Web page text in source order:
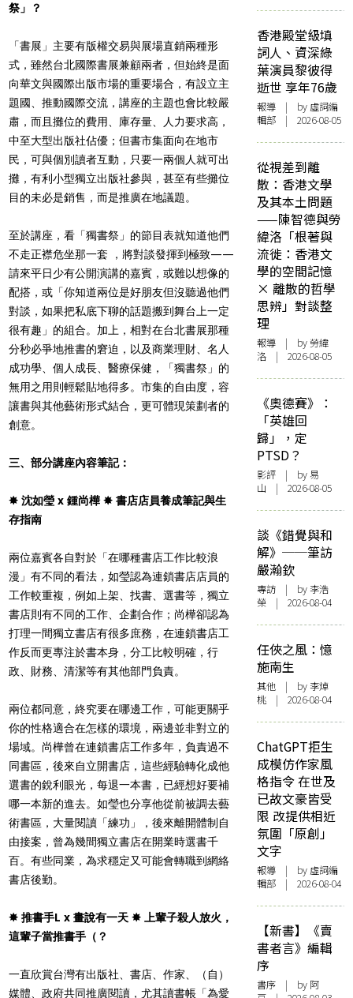
祭」？
「書展」主要有版權交易與展場直銷兩種形
式，雖然台北國際書展兼顧兩者，但始終是面
向華文與國際出版市場的重要場合，有設立主
題國、推動國際交流，講座的主題也會比較嚴
肅，而且攤位的費用、庫存量、人力要求高，
中至大型出版社佔優；但書市集面向在地市
民，可與個別讀者互動，只要一兩個人就可出
攤，有利小型獨立出版社參與，甚至有些攤位
目的未必是銷售，而是推廣在地議題。
至於講座，看「獨書祭」的節目表就知道他們
不走正襟危坐那一套 ，將對談發揮到極致——
請來平日少有公開演講的嘉賓，或難以想像的
配搭，或「你知道兩位是好朋友但沒聽過他們
對談，如果把私底下聊的話題搬到舞台上一定
很有趣」的組合。加上，相對在台北書展那種
分秒必爭地推書的窘迫，以及商業理財、名人
成功學、個人成長、醫療保健，「獨書祭」的
無用之用則輕鬆貼地得多。市集的自由度，容
讓書與其他藝術形式結合，更可體現策劃者的
創意。
三、部分講座內容筆記：
✸ 沈如瑩 x ​鍾尚樺 ✸ 書店店員養成筆記與生
存指南
兩位嘉賓各自對於「在哪種書店工作比較浪
漫」有不同的看法，如瑩認為連鎖書店店員的
工作較重複，例如上架、找書、選書等，獨立
書店則有不同的工作、企劃合作；尚樺卻認為
打理一間獨立書店有很多庶務，在連鎖書店工
作反而更專注於書本身，分工比較明確，行
政、財務、清潔等有其他部門負責。
兩位都同意，終究要在哪邊工作，可能更關乎
你的性格適合在怎樣的環境，兩邊並非對立的
場域。尚樺曾在連鎖書店工作多年，負責過不
同書區，後來自立開書店，這些經驗轉化成他
選書的銳利眼光，每退一本書，已經想好要補
哪一本新的進去。如瑩也分享他從前被調去藝
術書區，大量閱讀「練功」，後來離開體制自
由接案，曾為幾間獨立書店在開業時選書千
百。有些同業，為求穩定又可能會轉職到網絡
書店後勤。
✸ ​推書手L x 畫說有一天 ​✸ 上輩子殺人放火，
這輩子當推書手（？
一直欣賞台灣有出版社、書店、作家、（自）
媒體、政府共同推廣閱讀，尤其讀書帳「為愛
香港殿堂級填
詞人、資深綠
葉演員黎彼得
逝世 享年76歲
報導 | by 虛詞編
輯部 | 2026-08-05
從視差到離
散：香港文學
及其本土問題
——陳智德與勞
緯洛「根著與
流徙：香港文
學的空間記憶
× 離散的哲學
思辨」對談整
理
報導 | by 勞緯
洛 | 2026-08-05
《奧德賽》：
「英雄回
歸」，定
PTSD？
影評 | by 易
山 | 2026-08-05
談《錯覺與和
解》──筆訪
嚴瀚欽
專訪 | by 李浩
榮 | 2026-08-04
任俠之風：憶
施南生
其他 | by 李焯
桃 | 2026-08-04
ChatGPT拒生
成模仿作家風
格指令 在世及
已故文豪皆受
限 改提供相近
氛圍「原創」
文字
報導 | by 虛詞編
輯部 | 2026-08-04
【新書】《賣
書者言》編輯
序
書序 | by 阿